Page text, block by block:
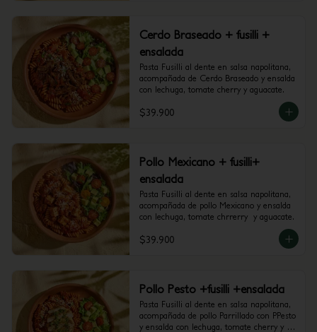
Cerdo Braseado + fusilli +
ensalada
Pasta Fusilli al dente en salsa napolitana,
acompañada de Cerdo Braseado y ensalda
con lechuga, tomate cherry y aguacate.
$39.900
Pollo Mexicano + fusilli+
ensalada
Pasta Fusilli al dente en salsa napolitana,
acompañada de pollo Mexicano y ensalda
con lechuga, tomate chrrerry  y aguacate.
$39.900
Pollo Pesto +fusilli +ensalada
Pasta Fusilli al dente en salsa napolitana,
acompañada de pollo Parrillado con PPesto
y ensalda con lechuga, tomate cherry y